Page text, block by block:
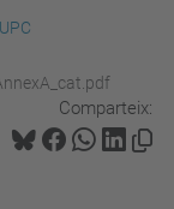
Comparteix: